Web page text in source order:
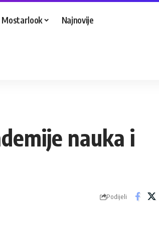
Mostarlook Najnovije
nauka i
Podijeli